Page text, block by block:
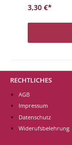
3,30 €*
RECHTLICHES
AGB
Impressum
Datenschutz
Widerufsbelehrung